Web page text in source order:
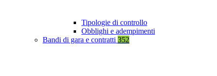
Tipologie di controllo
Obblighi e adempimenti
Bandi di gara e contratti 352